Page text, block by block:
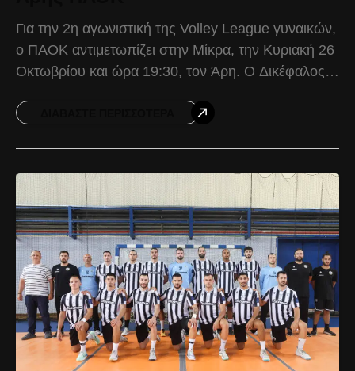
Για την 2η αγωνιστική της Volley League γυναικών,
ο ΠΑΟΚ αντιμετωπίζει στην Μίκρα, την Κυριακή 26
Οκτωβρίου και ώρα 19:30, τον Άρη. Ο Δικέφαλος